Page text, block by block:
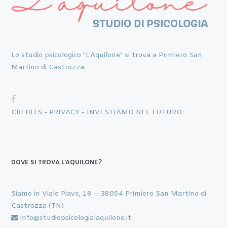
Lo studio psicologico "L'Aquilone" si trova a Primiero San
Martino di Castrozza.
CREDITS - PRIVACY - INVESTIAMO NEL FUTURO
DOVE SI TROVA L’AQUILONE?
Siamo in Viale Piave, 18 – 38054 Primiero San Martino di
Castrozza (TN)
info@studiopsicologialaquilone.it